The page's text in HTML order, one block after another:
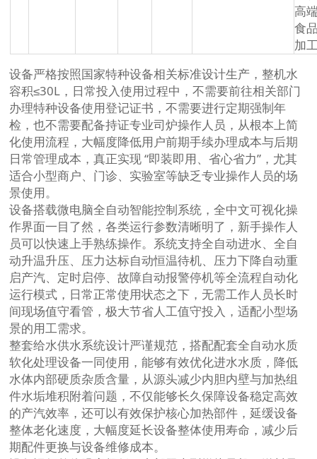
高
食
加
设备严格按照国家特种设备相关标准设计生产，整机水
容积≤30L，日常投入使用过程中，不需要前往相关部门
办理特种设备使用登记证书，不需要进行定期强制年
检，也不需要配备持证专业司炉操作人员，从根本上简
化使用流程，大幅度降低用户前期手续办理成本与后期
日常管理成本，真正实现 “即装即用、省心省力”，尤其
适合小型商户、门诊、实验室等缺乏专业操作人员的场
景使用。
设备搭载微电脑全自动智能控制系统，全中文可视化操
作界面一目了然，各类运行参数清晰明了，新手操作人
员可以快速上手熟练操作。系统支持全自动进水、全自
动升温升压、压力达标自动恒温待机、压力下降自动重
启产汽、定时启停、故障自动报警停机等全流程自动化
运行模式，日常正常使用状态之下，无需工作人员长时
间现场值守看管，极大节省人工值守投入，适配小型场
景的用工需求。
整套给水供水系统设计严谨规范，搭配配套全自动水质
软化处理设备一同使用，能够有效优化进水水质，降低
水体内部硬质杂质含量，从源头减少内胆内壁与加热组
件水垢堆积附着问题，不仅能够长久保障设备稳定高效
的产汽效率，还可以有效保护核心加热部件，延缓设备
整体老化速度，大幅度延长设备整体使用寿命，减少后
期配件更换与设备维修成本。